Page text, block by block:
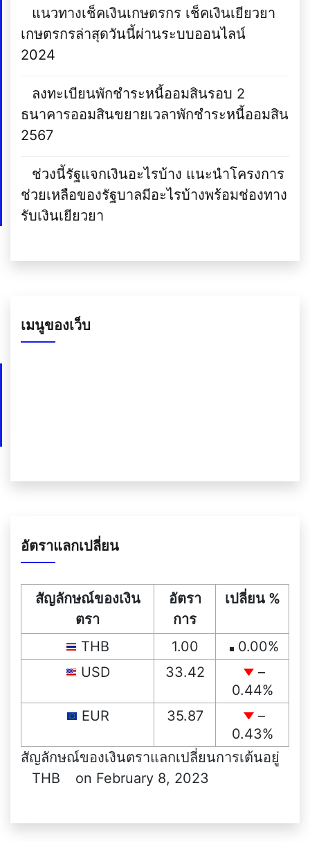
แนวทางเช็คเงินเกษตรกร เช็คเงินเยียวยา
เกษตรกรล่าสุดวันนี้ผ่านระบบออนไลน์
2024
ลงทะเบียนพักชําระหนี้ออมสินรอบ 2
ธนาคารออมสินขยายเวลาพักชําระหนี้ออมสิน
2567
ช่วงนี้รัฐแจกเงินอะไรบ้าง แนะนำโครงการ
ช่วยเหลือของรัฐบาลมีอะไรบ้างพร้อมช่องทาง
รับเงินเยียวยา
เมนูของเว็บ
อัตราแลกเปลี่ยน
สัญลักษณ์ของเงิน
ตรา
อัตรา
การ
เปลี่ยน %
THB 1.00 0.00%
USD
33.42
–
0.44%
EUR
35.87
–
0.43%
สัญลักษณ์ของเงินตราแลกเปลี่ยนการเต้นอยู่
THB
on February 8, 2023